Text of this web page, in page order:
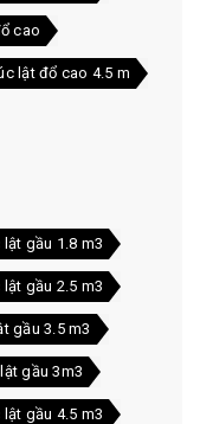
cao
lật đổ cao 4.5 m
lật gầu 1.8 m3
lật gầu 2.5 m3
gầu 3.5 m3
gầu 3m3
lật gầu 4.5 m3